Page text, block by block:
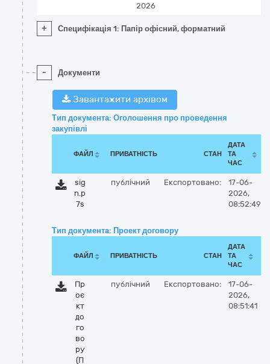
2026
+ Специфікація 1: Папір офісний, форматний
- Документи
Завантажити архівом
Тип документа: Оголошення про проведення
закупівлі
ФАЙЛ ПРИВАТНІСТЬ СТАН
ДАТА
ТА
ЧАС
sig
n.p
7s
публічний Експортовано:
17-06-
2026,
08:52:49
Тип документа: Проект договору
ФАЙЛ ПРИВАТНІСТЬ СТАН
ДАТА
ТА
ЧАС
Пр
оє
кт
до
го
во
ру
(П
публічний Експортовано:
17-06-
2026,
08:51:41